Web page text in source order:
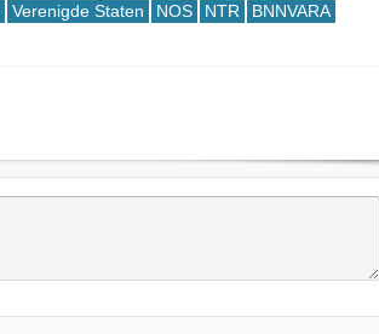
Verenigde Staten NOS NTR BNNVARA